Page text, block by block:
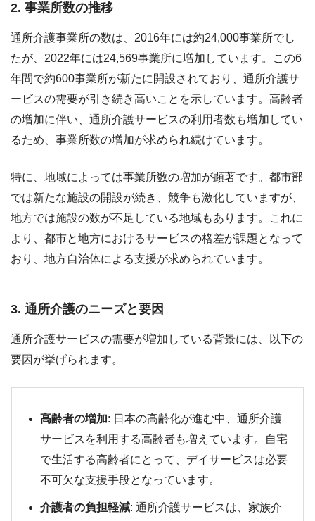
2. 事業所数の推移
通所介護事業所の数は、2016年には約24,000事業所でし
たが、2022年には24,569事業所に増加しています。この6
年間で約600事業所が新たに開設されており、通所介護サ
ービスの需要が引き続き高いことを示しています。高齢者
の増加に伴い、通所介護サービスの利用者数も増加してい
るため、事業所数の増加が求められ続けています。
特に、地域によっては事業所数の増加が顕著です。都市部
では新たな施設の開設が続き、競争も激化していますが、
地方では施設の数が不足している地域もあります。これに
より、都市と地方におけるサービスの格差が課題となって
おり、地方自治体による支援が求められています。
3. 通所介護のニーズと要因
通所介護サービスの需要が増加している背景には、以下の
要因が挙げられます。
高齢者の増加: 日本の高齢化が進む中、通所介護
サービスを利用する高齢者も増えています。自宅
で生活する高齢者にとって、デイサービスは必要
不可欠な支援手段となっています。
介護者の負担軽減: 通所介護サービスは、家族介